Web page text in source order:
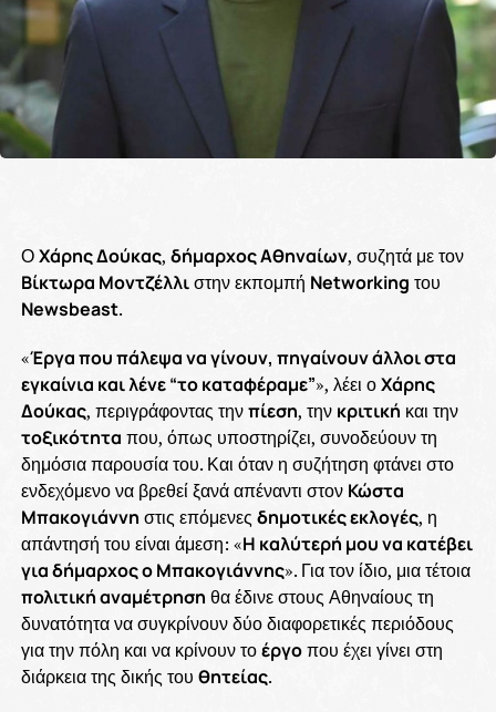
ΟΧάρης Δούκας, δήμαρχος Αθηναίων, συζητά με τον
Βίκτωρα Μοντζέλλιστην εκπομπή Networking του
Newsbeast.
«Έργα που πάλεψα να γίνουν, πηγαίνουν άλλοι στα
εγκαίνια και λένε “το καταφέραμε”», λέει οΧάρης
Δούκας, περιγράφοντας τηνπίεση, την κριτική και την
τοξικότητα που, όπως υποστηρίζει, συνοδεύουν τη
δημόσια παρουσία του. Και όταν η συζήτηση φτάνει στο
ενδεχόμενο να βρεθεί ξανά απέναντι στον Κώστα
Μπακογιάννη στις επόμενεςδημοτικές εκλογές, η
απάντησή του είναι άμεση: «Η καλύτερή μου να κατέβει
για δήμαρχος ο Μπακογιάννης». Για τον ίδιο, μια τέτοια
πολιτική αναμέτρηση θα έδινε στους Αθηναίους τη
δυνατότητα να συγκρίνουν δύο διαφορετικές περιόδους
για την πόλη και να κρίνουν τοέργοπου έχει γίνει στη
διάρκεια της δικής του θητείας.